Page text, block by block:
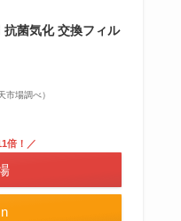
菌気化 交換フィル
場調べ）
倍！／